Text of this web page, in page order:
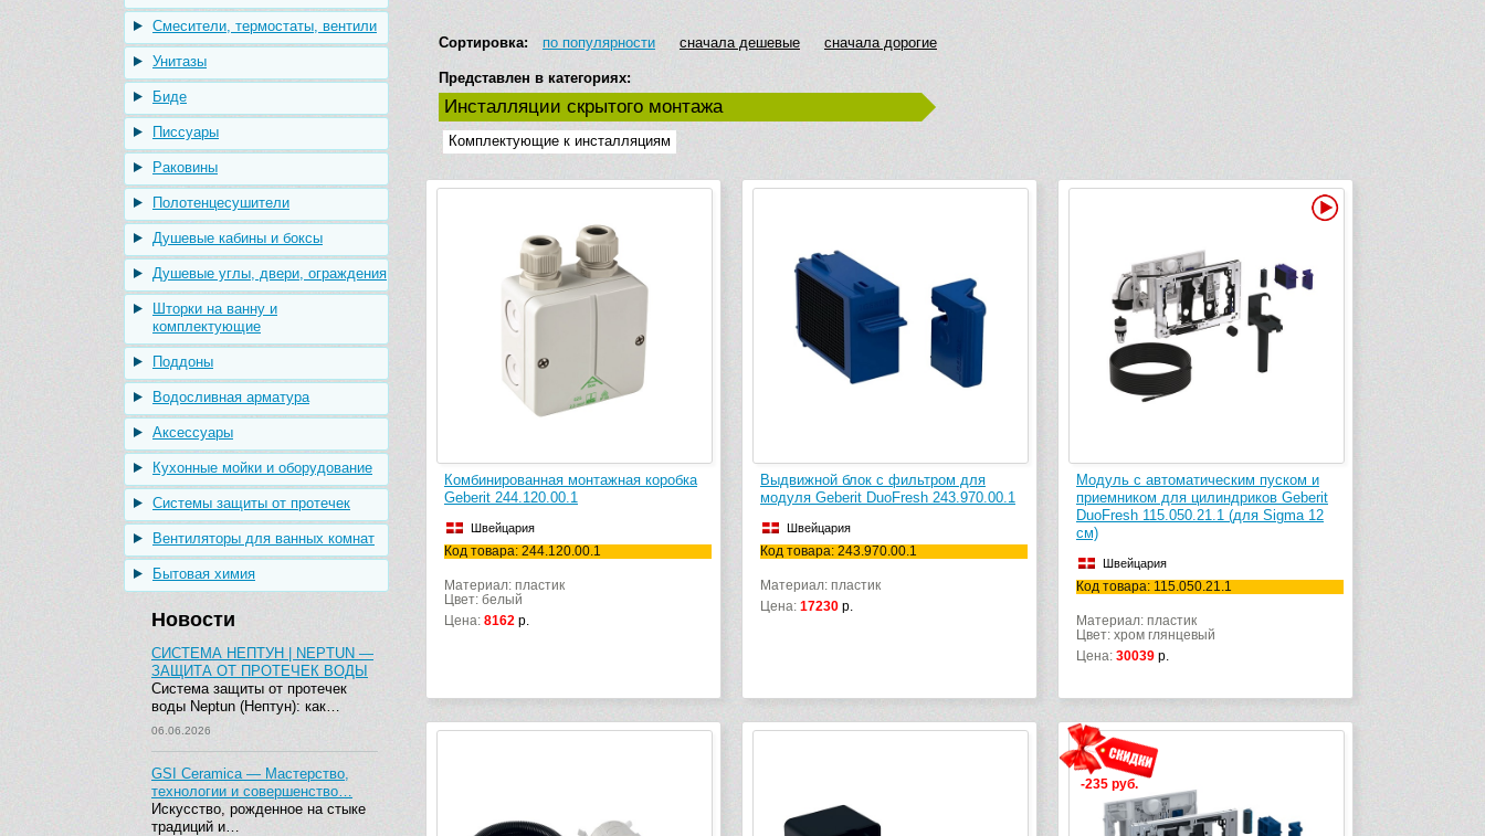
Смесители, термостаты, вентили
Унитазы
Биде
Писсуары
Раковины
Полотенцесушители
Душевые кабины и боксы
Душевые углы, двери, ограждения
Шторки на ванну и
комплектующие
Поддоны
Водосливная арматура
Аксессуары
Кухонные мойки и оборудование
Системы защиты от протечек
Вентиляторы для ванных комнат
Бытовая химия
Новости
СИСТЕМА НЕПТУН | NEPTUN —
ЗАЩИТА ОТ ПРОТЕЧЕК ВОДЫ
Система защиты от протечек
воды Neptun (Нептун): как…
06.06.2026
GSI Ceramica — Мастерство,
технологии и совершенство…
Искусство, рожденное на стыке
традиций и…
Сортировка: по популярности сначала дешевые сначала дорогие
Представлен в категориях:
Инсталляции скрытого монтажа
Комплектующие к инсталляциям
Комбинированная монтажная коробка
Geberit 244.120.00.1
Швейцария
Код товара: 244.120.00.1
Материал: пластик
Цвет: белый
Цена: 8162 р.
Выдвижной блок с фильтром для
модуля Geberit DuoFresh 243.970.00.1
Швейцария
Код товара: 243.970.00.1
Материал: пластик
Цена: 17230 р.
Модуль с автоматическим пуском и
приемником для цилиндриков Geberit
DuoFresh 115.050.21.1 (для Sigma 12
см)
Швейцария
Код товара: 115.050.21.1
Материал: пластик
Цвет: хром глянцевый
Цена: 30039 р.
-235 руб.